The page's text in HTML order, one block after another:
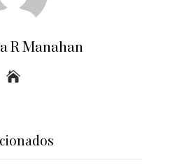
R Manahan